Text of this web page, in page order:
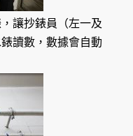
讓抄錶員（左一及
讀數，數據會自動